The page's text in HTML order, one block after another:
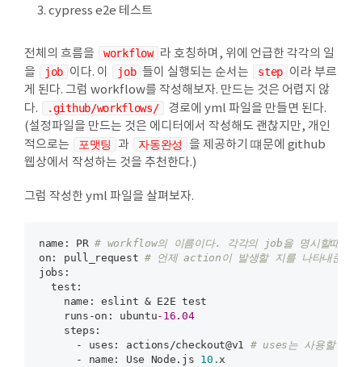
조
cypress e2e 테스트
전체의 흐름을 workflow 라 호칭하며, 위에 언급한 각각의 일
을
job 이다. 이 job 들이 실행되는 순서는 step 이라 부르
게 된다. 그럼 workflow를 작성해보자. 만드는 것은 어렵지 않
다.
.github/workflows/
경로에 yml 파일을 만들면 된다.
(설정파일을 만드는 것은 에디터에서 작성해도 괜찮지만, 개인
적으로는
포맷팅 과 자동완성
을 제공하기 떄문에 github
웹상에서 작성하는 것을 추천한다.)
그럼 작성한 yml 파일을 살펴보자.
name: PR # workflow의 이름이다. 각각의 job을 명시할때도
on:
pull_request # 언제 action이 발생할 지를 나타내준다.
jobs:
  test:
    name:
    runs-on:
ubuntu-16.04
    steps:
      - uses:
actions/checkout@v1 # uses는 사용할 액
      - name:
Use Node.js 10.